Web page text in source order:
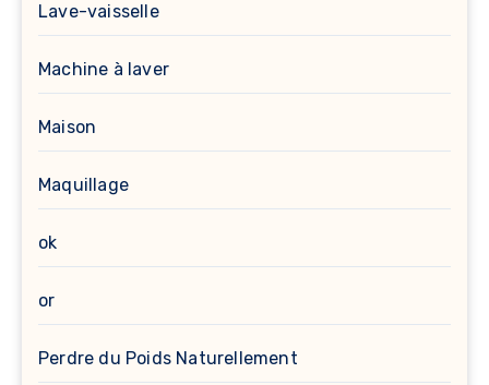
Lave-vaisselle
Machine à laver
Maison
Maquillage
ok
or
Perdre du Poids Naturellement